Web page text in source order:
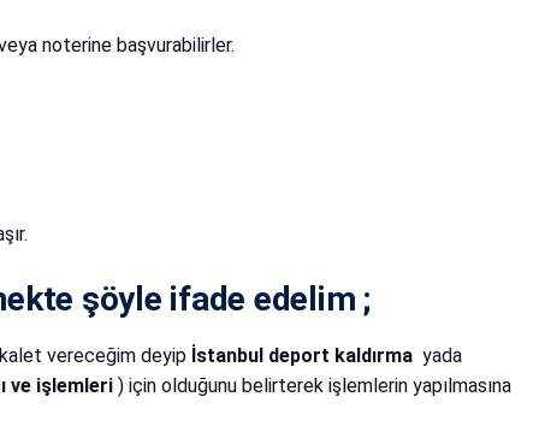
noterine başvurabilirler.
şöyle ifade edelim ;
vereceğim deyip İstanbul deport kaldırma yada
ve işlemleri ) için olduğunu belirterek işlemlerin yapılmasına